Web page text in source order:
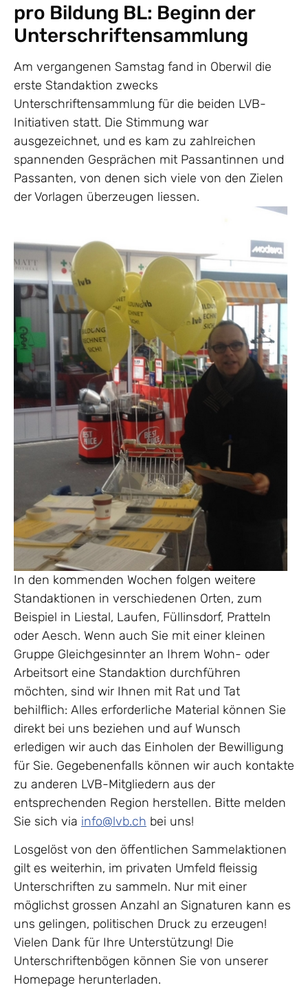
pro Bildung BL: Beginn der
Unterschriftensammlung
Am vergangenen Samstag fand in Oberwil die
erste Standaktion zwecks
Unterschriftensammlung für die beiden LVB-
Initiativen statt. Die Stimmung war
ausgezeichnet, und es kam zu zahlreichen
spannenden Gesprächen mit Passantinnen und
Passanten, von denen sich viele von den Zielen
der Vorlagen überzeugen liessen.
In den kommenden Wochen folgen weitere
Standaktionen in verschiedenen Orten, zum
Beispiel in Liestal, Laufen, Füllinsdorf, Pratteln
oder Aesch. Wenn auch Sie mit einer kleinen
Gruppe Gleichgesinnter an Ihrem Wohn- oder
Arbeitsort eine Standaktion durchführen
möchten, sind wir Ihnen mit Rat und Tat
behilflich: Alles erforderliche Material können Sie
direkt bei uns beziehen und auf Wunsch
erledigen wir auch das Einholen der Bewilligung
für Sie. Gegebenenfalls können wir auch kontakte
zu anderen LVB-Mitgliedern aus der
entsprechenden Region herstellen. Bitte melden
Sie sich via info@lvb.ch bei uns!
Losgelöst von den öffentlichen Sammelaktionen
gilt es weiterhin, im privaten Umfeld fleissig
Unterschriften zu sammeln. Nur mit einer
möglichst grossen Anzahl an Signaturen kann es
uns gelingen, politischen Druck zu erzeugen!
Vielen Dank für Ihre Unterstützung! Die
Unterschriftenbögen können Sie von unserer
Homepage herunterladen.